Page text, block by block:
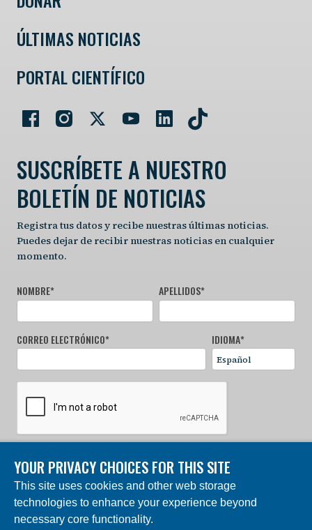
ÚLTIMAS NOTICIAS
PORTAL CIENTÍFICO
SUSCRÍBETE A NUESTRO
BOLETÍN DE NOTICIAS
Registra tus datos y recibe nuestras últimas noticias.
Puedes dejar de recibir nuestras noticias en cualquier
momento.
NOMBRE* APELLIDOS*
CORREO ELECTRÓNICO* IDIOMA*
REGÍSTRATE AHORA
© 2024 Fundación Charles Darwin. Reservados todos los
derechos. | Construido por DEV
YOUR PRIVACY CHOICES FOR THIS SITE
This site uses cookies and other web storage
technologies to enhance your experience beyond
necessary core functionality.